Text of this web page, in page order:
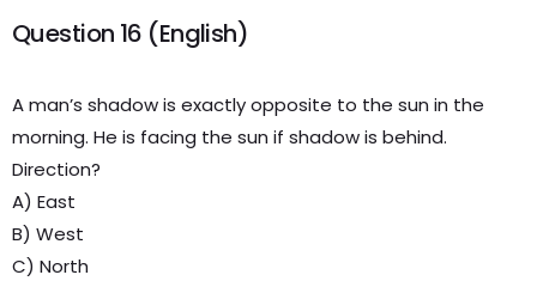
Question 16 (English)
A man’s shadow is exactly opposite to the sun in the
morning. He is facing the sun if shadow is behind.
Direction?
A) East
B) West
C) North